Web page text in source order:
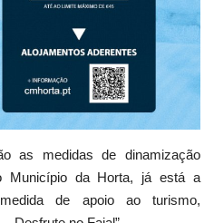
as medidas de dinamização
Município da Horta, já está a
de apoio ao turismo,